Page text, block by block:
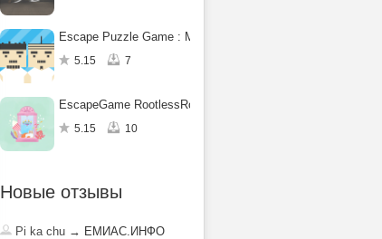
Escape Puzzle Game : Make Up
5.15 7
EscapeGame RootlessRoom
5.15 10
Новые отзывы
Pi ka chu → ЕМИАС.ИНФО